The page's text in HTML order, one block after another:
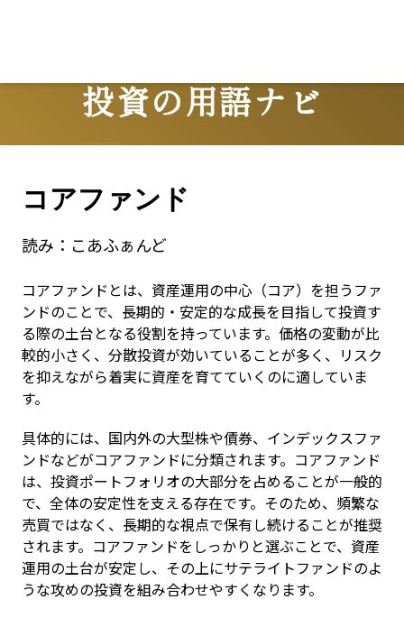
投資の用語ナビ
Terms
コアファンド
読み： こあふぁんど
コアファンドとは、資産運用の中心（コア）を担うファ
ンドのことで、長期的・安定的な成長を目指して投資す
る際の土台となる役割を持っています。価格の変動が比
較的小さく、分散投資が効いていることが多く、リスク
を抑えながら着実に資産を育てていくのに適していま
す。
具体的には、国内外の大型株や債券、インデックスファ
ンドなどがコアファンドに分類されます。コアファンド
は、投資ポートフォリオの大部分を占めることが一般的
で、全体の安定性を支える存在です。そのため、頻繁な
売買ではなく、長期的な視点で保有し続けることが推奨
されます。コアファンドをしっかりと選ぶことで、資産
運用の土台が安定し、その上にサテライトファンドのよ
うな攻めの投資を組み合わせやすくなります。